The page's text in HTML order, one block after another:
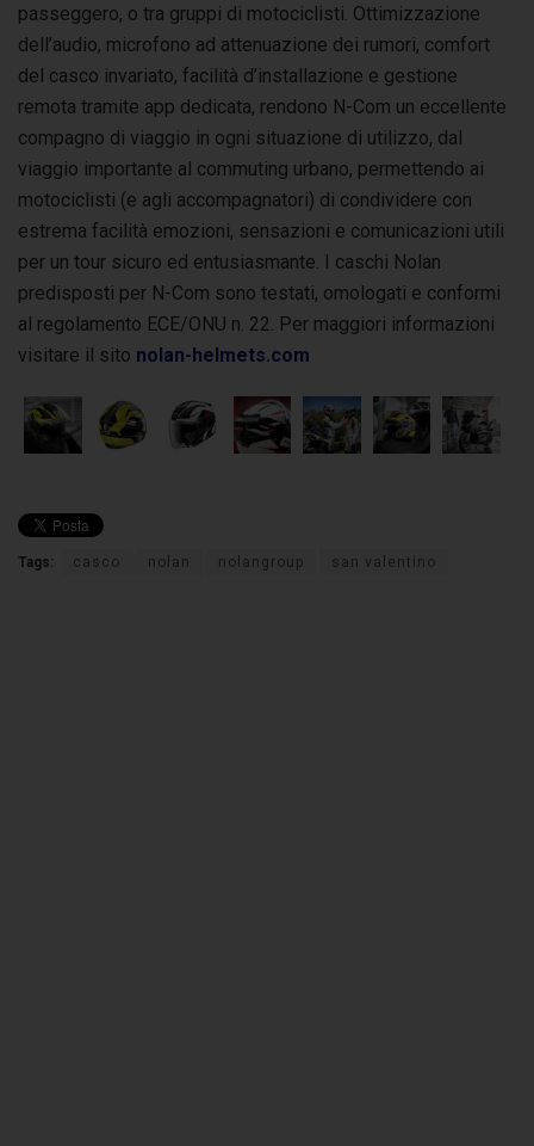
passeggero, o tra gruppi di motociclisti. Ottimizzazione
dell’audio, microfono ad attenuazione dei rumori, comfort
del casco invariato, facilità d’installazione e gestione
remota tramite app dedicata, rendono N-Com un eccellente
compagno di viaggio in ogni situazione di utilizzo, dal
viaggio importante al commuting urbano, permettendo ai
motociclisti (e agli accompagnatori) di condividere con
estrema facilità emozioni, sensazioni e comunicazioni utili
per un tour sicuro ed entusiasmante. I caschi Nolan
predisposti per N-Com sono testati, omologati e conformi
al regolamento ECE/ONU n. 22. Per maggiori informazioni
visitare il sito nolan-helmets.com
Tags: casco nolan nolangroup san valentino